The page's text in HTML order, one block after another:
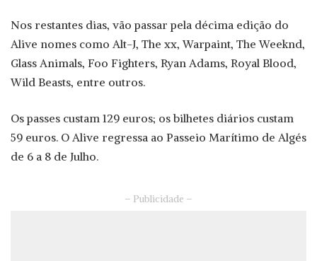
Nos restantes dias, vão passar pela décima edição do
Alive nomes como Alt-J, The xx, Warpaint, The Weeknd,
Glass Animals, Foo Fighters, Ryan Adams, Royal Blood,
Wild Beasts, entre outros.
Os passes custam 129 euros; os bilhetes diários custam
59 euros. O Alive regressa ao Passeio Marítimo de Algés
de 6 a 8 de Julho.
– Publicidade –